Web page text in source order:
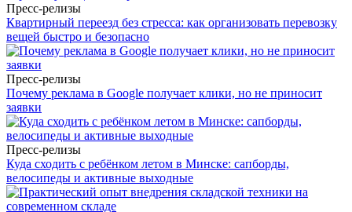
Пресс-релизы
Квартирный переезд без стресса: как организовать перевозку
вещей быстро и безопасно
Пресс-релизы
Почему реклама в Google получает клики, но не приносит
заявки
Пресс-релизы
Куда сходить с ребёнком летом в Минске: сапборды,
велосипеды и активные выходные